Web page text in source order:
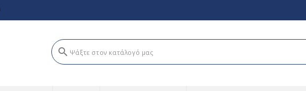
search